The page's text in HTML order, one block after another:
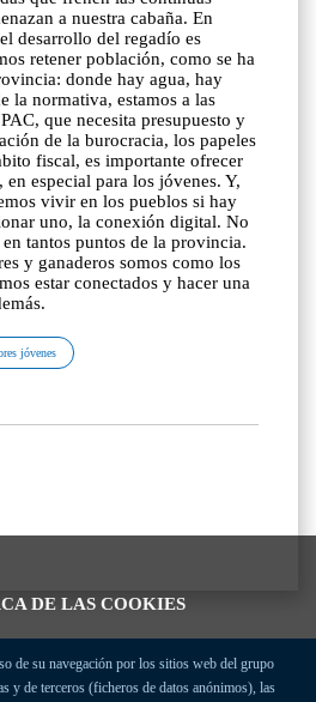
DE LAS COOKIES
de su navegación por los sitios web del grupo
y de terceros (ficheros de datos anónimos), las
jóvenes